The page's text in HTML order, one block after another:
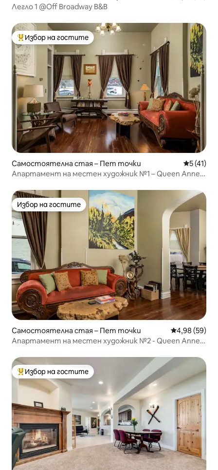
Легло 1 @Off Broadway B&B
Най-популярен избор на гостите
Избор на гостите
Самостоятелна стая – Пет точки Средна
5 (41)
Апартамент на местен художник №1 – Queen Anne
Избор на гостите
Избор на гостите
Самостоятелна стая – Пет точки Средна
4,98 (59)
Апартамент на местен художник №2 - Queen Anne
Най-популярен избор на гостите
Избор на гостите